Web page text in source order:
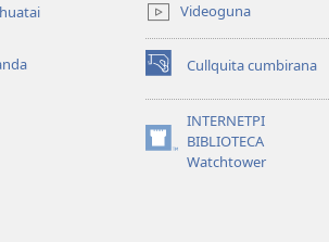
nueva
ventana)
Videoguna
Cullquita cumbirana
(abre
una
ventana)
INTERNETPI
BIBLIOTECA
Watchtower
(abre